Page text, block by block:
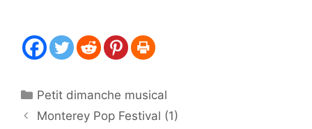
Catégories
Petit dimanche musical
Monterey Pop Festival (1)